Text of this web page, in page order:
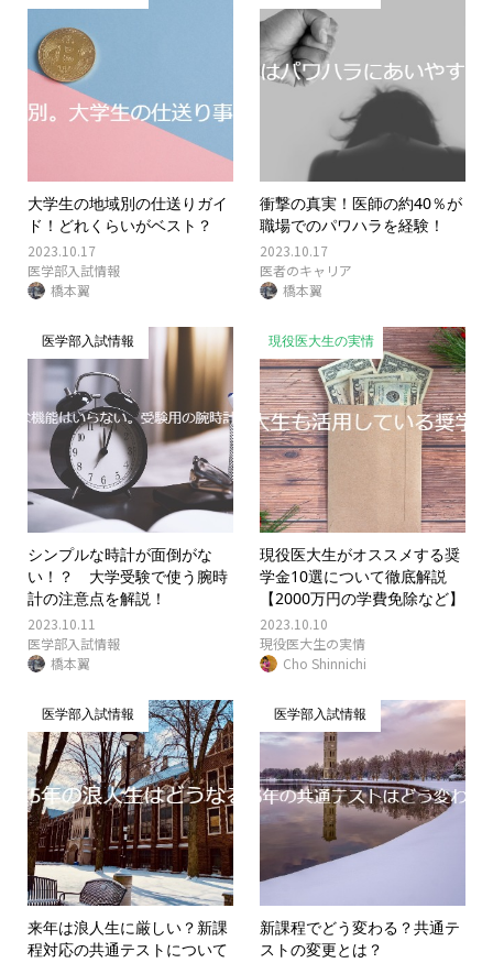
大学生の地域別の仕送りガイ
ド！どれくらいがベスト？
2023.10.17
医学部入試情報
橋本翼
衝撃の真実！医師の約40％が
職場でのパワハラを経験！
2023.10.17
医者のキャリア
橋本翼
医学部入試情報
シンプルな時計が面倒がな
い！？ 大学受験で使う腕時
計の注意点を解説！
2023.10.11
医学部入試情報
橋本翼
現役医大生の実情
現役医大生がオススメする奨
学金10選について徹底解説
【2000万円の学費免除など】
2023.10.10
現役医大生の実情
Cho Shinnichi
医学部入試情報
来年は浪人生に厳しい？新課
程対応の共通テストについて
医学部入試情報
新課程でどう変わる？共通テ
ストの変更とは？